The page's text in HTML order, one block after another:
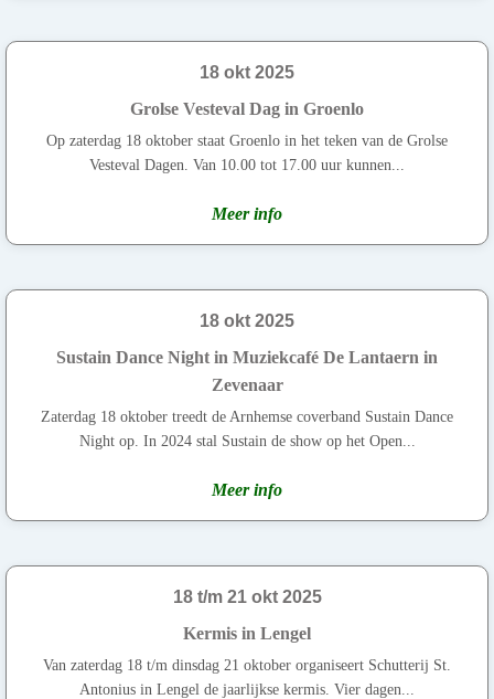
18 okt 2025
Grolse Vesteval Dag in Groenlo
Op zaterdag 18 oktober staat Groenlo in het teken van de Grolse
Vesteval Dagen. Van 10.00 tot 17.00 uur kunnen...
Meer info
18 okt 2025
Sustain Dance Night in Muziekcafé De Lantaern in
Zevenaar
Zaterdag 18 oktober treedt de Arnhemse coverband Sustain Dance
Night op. In 2024 stal Sustain de show op het Open...
Meer info
18 t/m 21 okt 2025
Kermis in Lengel
Van zaterdag 18 t/m dinsdag 21 oktober organiseert Schutterij St.
Antonius in Lengel de jaarlijkse kermis. Vier dagen...